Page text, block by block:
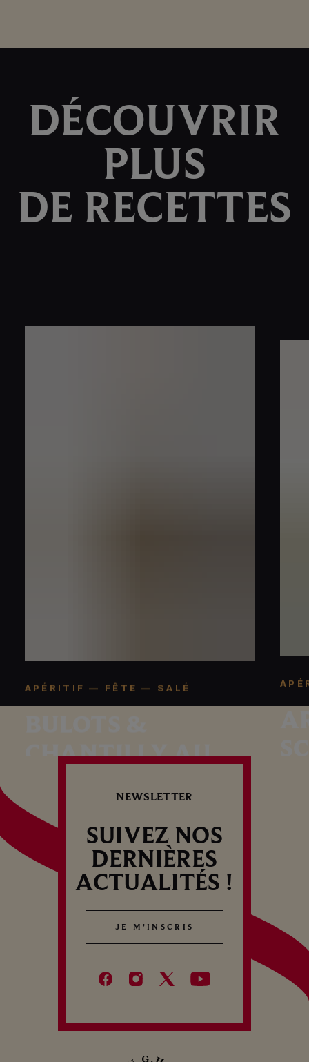
DÉCOUVRIR
PLUS
DE RECETTES
APÉRITIF — FÊTE — SALÉ
CHANTILLY AU
NEWSLETTER
SUIVEZ NOS
DERNIÈRES
ACTUALITÉS !
JE M'INSCRIS
JE M'INSCRIS